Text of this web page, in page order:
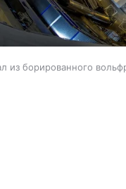
из борированного